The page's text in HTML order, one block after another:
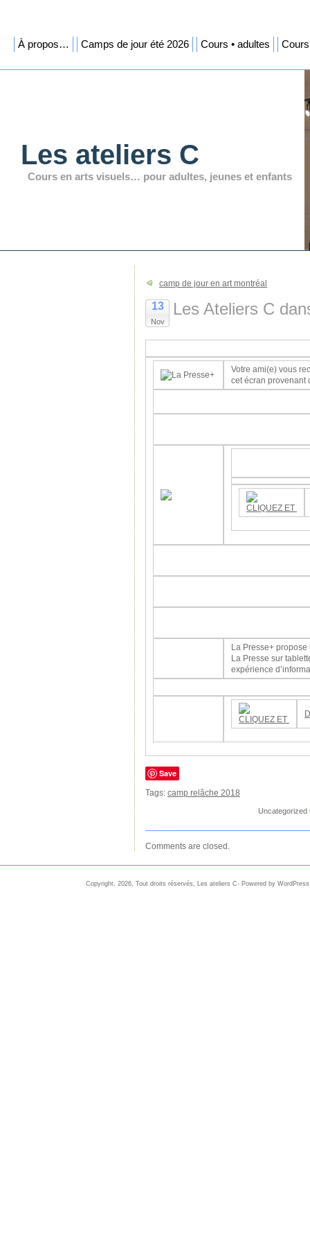
Les ateliers C
Cours en arts visuels… pour adultes, jeunes et enfants
camp de jour en art montréal
13
Nov
Les Ateliers C
Votre ami(e) vous
cet écran provenant
La Presse+
La Presse sur
expérience
Save
Tags: camp relâche 2018
Uncategorized
Comments are closed.
Copyright, 2026, Tout droits réservés, Les ateliers C- Powered by WordPress
À propos… Camps de jour été 2026 Cours • adultes